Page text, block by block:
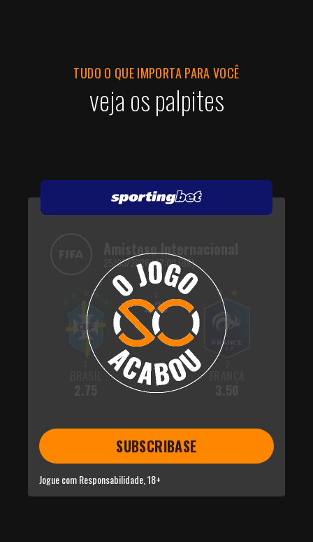
TUDO O QUE IMPORTA PARA VOCÊ
veja os palpites
Amistoso Internacional
25/03/2026 | 17:00 (BR)
2.30
SUBSCRIBASE
Jogue com Responsabilidade, 18+